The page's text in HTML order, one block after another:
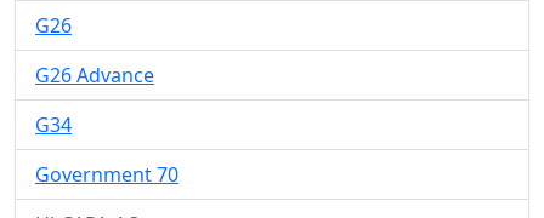
G26
G26 Advance
G34
Government 70